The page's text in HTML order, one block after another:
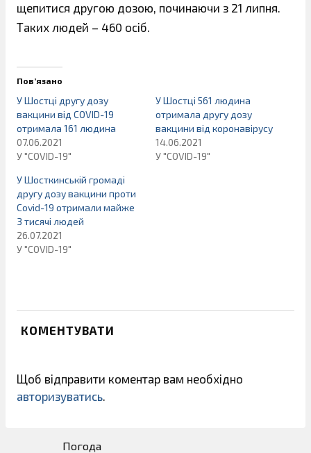
щепитися другою дозою, починаючи з 21 липня.
Таких людей – 460 осіб.
Пов’язано
У Шостці другу дозу
вакцини від COVID-19
отримала 161 людина
07.06.2021
У "COVID-19"
У Шостці 561 людина
отримала другу дозу
вакцини від коронавірусу
14.06.2021
У "COVID-19"
У Шосткинській громаді
другу дозу вакцини проти
Covid-19 отримали майже
3 тисячі людей
26.07.2021
У "COVID-19"
КОМЕНТУВАТИ
Щоб відправити коментар вам необхідно
авторизуватись
Погода